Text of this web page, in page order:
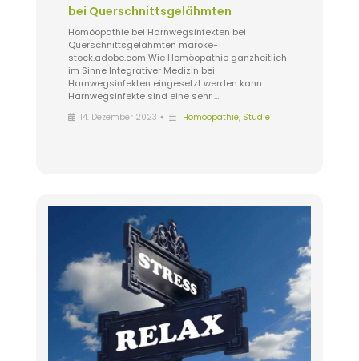
bei Querschnittsgelähmten
Homöopathie bei Harnwegsinfekten bei
Querschnittsgelähmten maroke-
stock.adobe.com Wie Homöopathie ganzheitlich
im Sinne Integrativer Medizin bei
Harnwegsinfekten eingesetzt werden kann
Harnwegsinfekte sind eine sehr …
14. Dezember 2023 • Homöopathie, Studie